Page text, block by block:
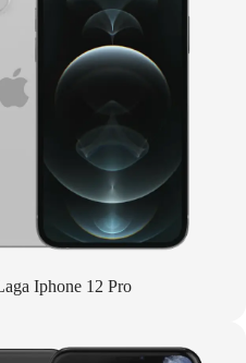
Iphone 12 Pro